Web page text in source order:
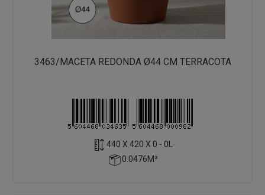
3463/MACETA REDONDA Ø44 CM TERRACOTA
440 X 420 X 0 - 0L
0.0476M³